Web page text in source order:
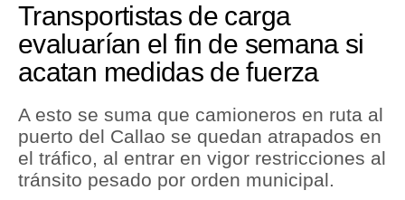
Perú
Política
Finanzas Personales
Inmobiliarias
Transportistas de carga
evaluarían el fin de semana si
acatan medidas de fuerza
A esto se suma que camioneros en ruta al
puerto del Callao se quedan atrapados en
el tráfico, al entrar en vigor restricciones al
tránsito pesado por orden municipal.